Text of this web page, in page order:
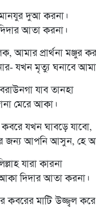
দুআ করনা।
আতা করনা।
আমার প্রার্থনা মঞ্জুর
যখন মৃত্যু ঘনাবে
যাব তানহা
মেরে আকা।
যখন ঘাবড়ে যাবো,
জন্য আপনি আসুন, হে
যারা কারনা
দিদার আতা করনা।
কবরের মাটি উজ্জ্বল